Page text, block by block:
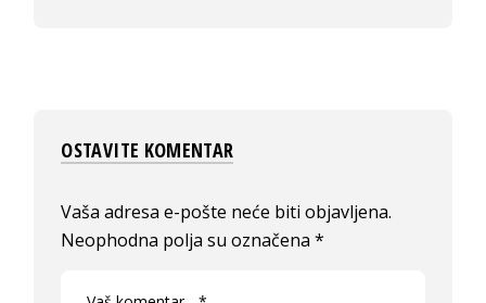
OSTAVITE KOMENTAR
Vaša adresa e-pošte neće biti objavljena.
Neophodna polja su označena*